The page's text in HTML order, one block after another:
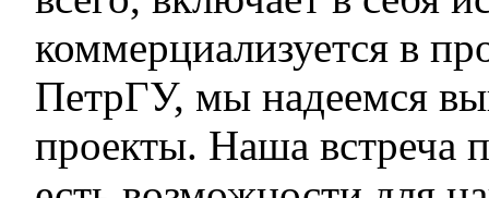
коммерциализуется в
ПетрГУ, мы надеемся
проекты. Наша встреча